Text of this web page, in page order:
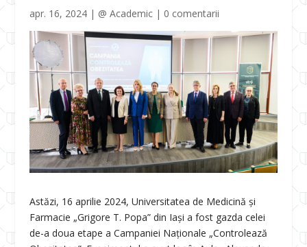
apr. 16, 2024| @ Academic| 0 comentarii
Astăzi, 16 aprilie 2024, Universitatea de Medicină și
Farmacie „Grigore T. Popa” din Iași a fost gazda celei
de-a doua etape a Campaniei Naționale „Controlează